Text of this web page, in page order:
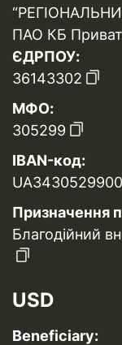
ПАО КБ
ЄДРПОУ:
36143302
МФО:
305299
IBAN-код:
Призначення
Благодійний
USD
Beneficiary: